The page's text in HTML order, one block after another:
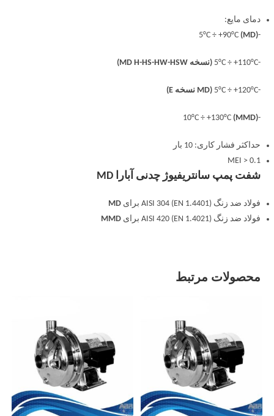
دمای مایع:
-5°C ÷ +90°C
(MD)
-5°C ÷ +110°C (نسخه MD H-HS-HW-HSW)
-5°C ÷ +120°C (MD نسخه E)
-10°C ÷ +130°C
(MMD)
حداکثر فشار کاری: 10 بار
MEI > 0.1
شفت پمپ سانتریفیوژ چدنی آبارا MD
فولاد ضد زنگ AISI 304 (EN 1.4401) برای
MD
فولاد ضد زنگ AISI 420 (EN 1.4021) برای
MMD
محصولات مرتبط